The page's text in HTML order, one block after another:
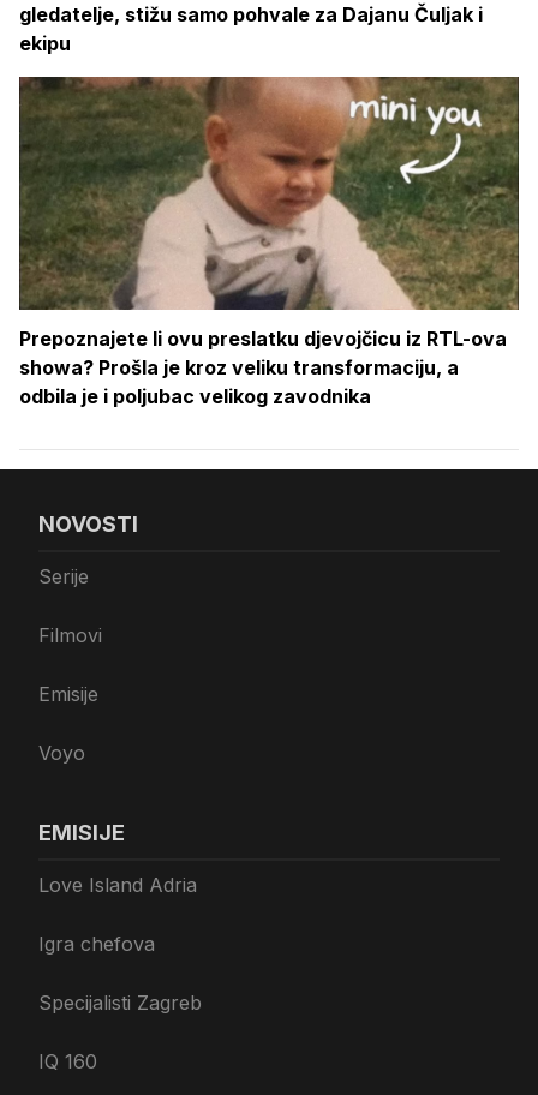
gledatelje, stižu samo pohvale za Dajanu Čuljak i
ekipu
Prepoznajete li ovu preslatku djevojčicu iz RTL-ova
showa? Prošla je kroz veliku transformaciju, a
odbila je i poljubac velikog zavodnika
NOVOSTI
Serije
Filmovi
Emisije
Voyo
EMISIJE
Love Island Adria
Igra chefova
Specijalisti Zagreb
IQ 160